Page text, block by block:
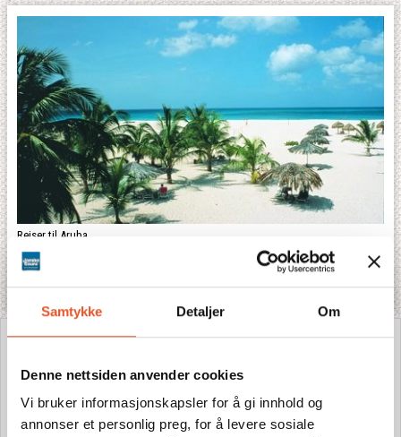
Samtykke Detaljer Om
Denne nettsiden anvender cookies
Vi bruker informasjonskapsler for å gi innhold og
annonser et personlig preg, for å levere sosiale
Reiser til Aruba
Bestill din drømmereise eller kanskje din bryllupsreise til Aruba. Denne
paradisiske vestindiske øy tilbyr milslange, hvite sandstrender og krystallklart
vann med palmer i ...